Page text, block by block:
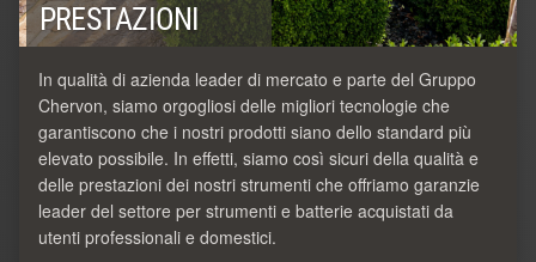
PRESTAZIONI
In qualità di azienda leader di mercato e parte del Gruppo
Chervon, siamo orgogliosi delle migliori tecnologie che
garantiscono che i nostri prodotti siano dello standard più
elevato possibile. In effetti, siamo così sicuri della qualità e
delle prestazioni dei nostri strumenti che offriamo garanzie
leader del settore per strumenti e batterie acquistati da
utenti professionali e domestici.